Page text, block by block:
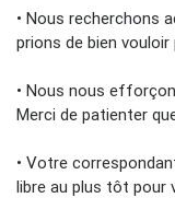
• Nous recherchons
prions de bien
• Nous nous
Merci de patienter
• Votre
libre au plus tôt pour